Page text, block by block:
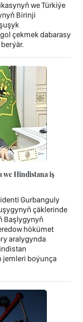
we Türkiýe
Birinji
çekmek dabarasy
Hindistana iş
Gurbanguly
çäklerinde
Başlygynyň
hökümet
aralygynda
jemleri boýunça